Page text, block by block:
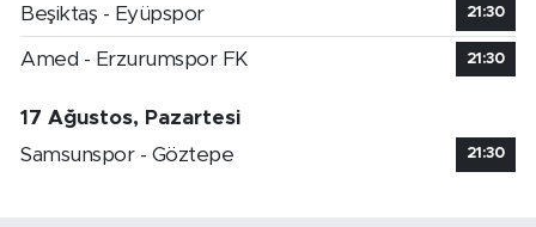
Beşiktaş - Eyüpspor 21:30
Amed - Erzurumspor FK 21:30
17 Ağustos, Pazartesi
Samsunspor - Göztepe
21:30